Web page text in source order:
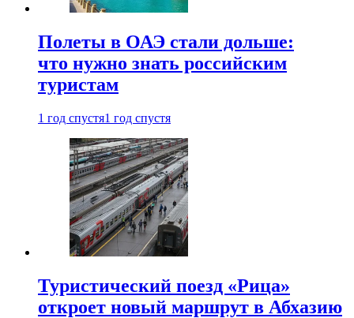
Полеты в ОАЭ стали дольше:
что нужно знать российским
туристам
1 год спустя1 год спустя
Туристический поезд «Рица»
откроет новый маршрут в Абхазию